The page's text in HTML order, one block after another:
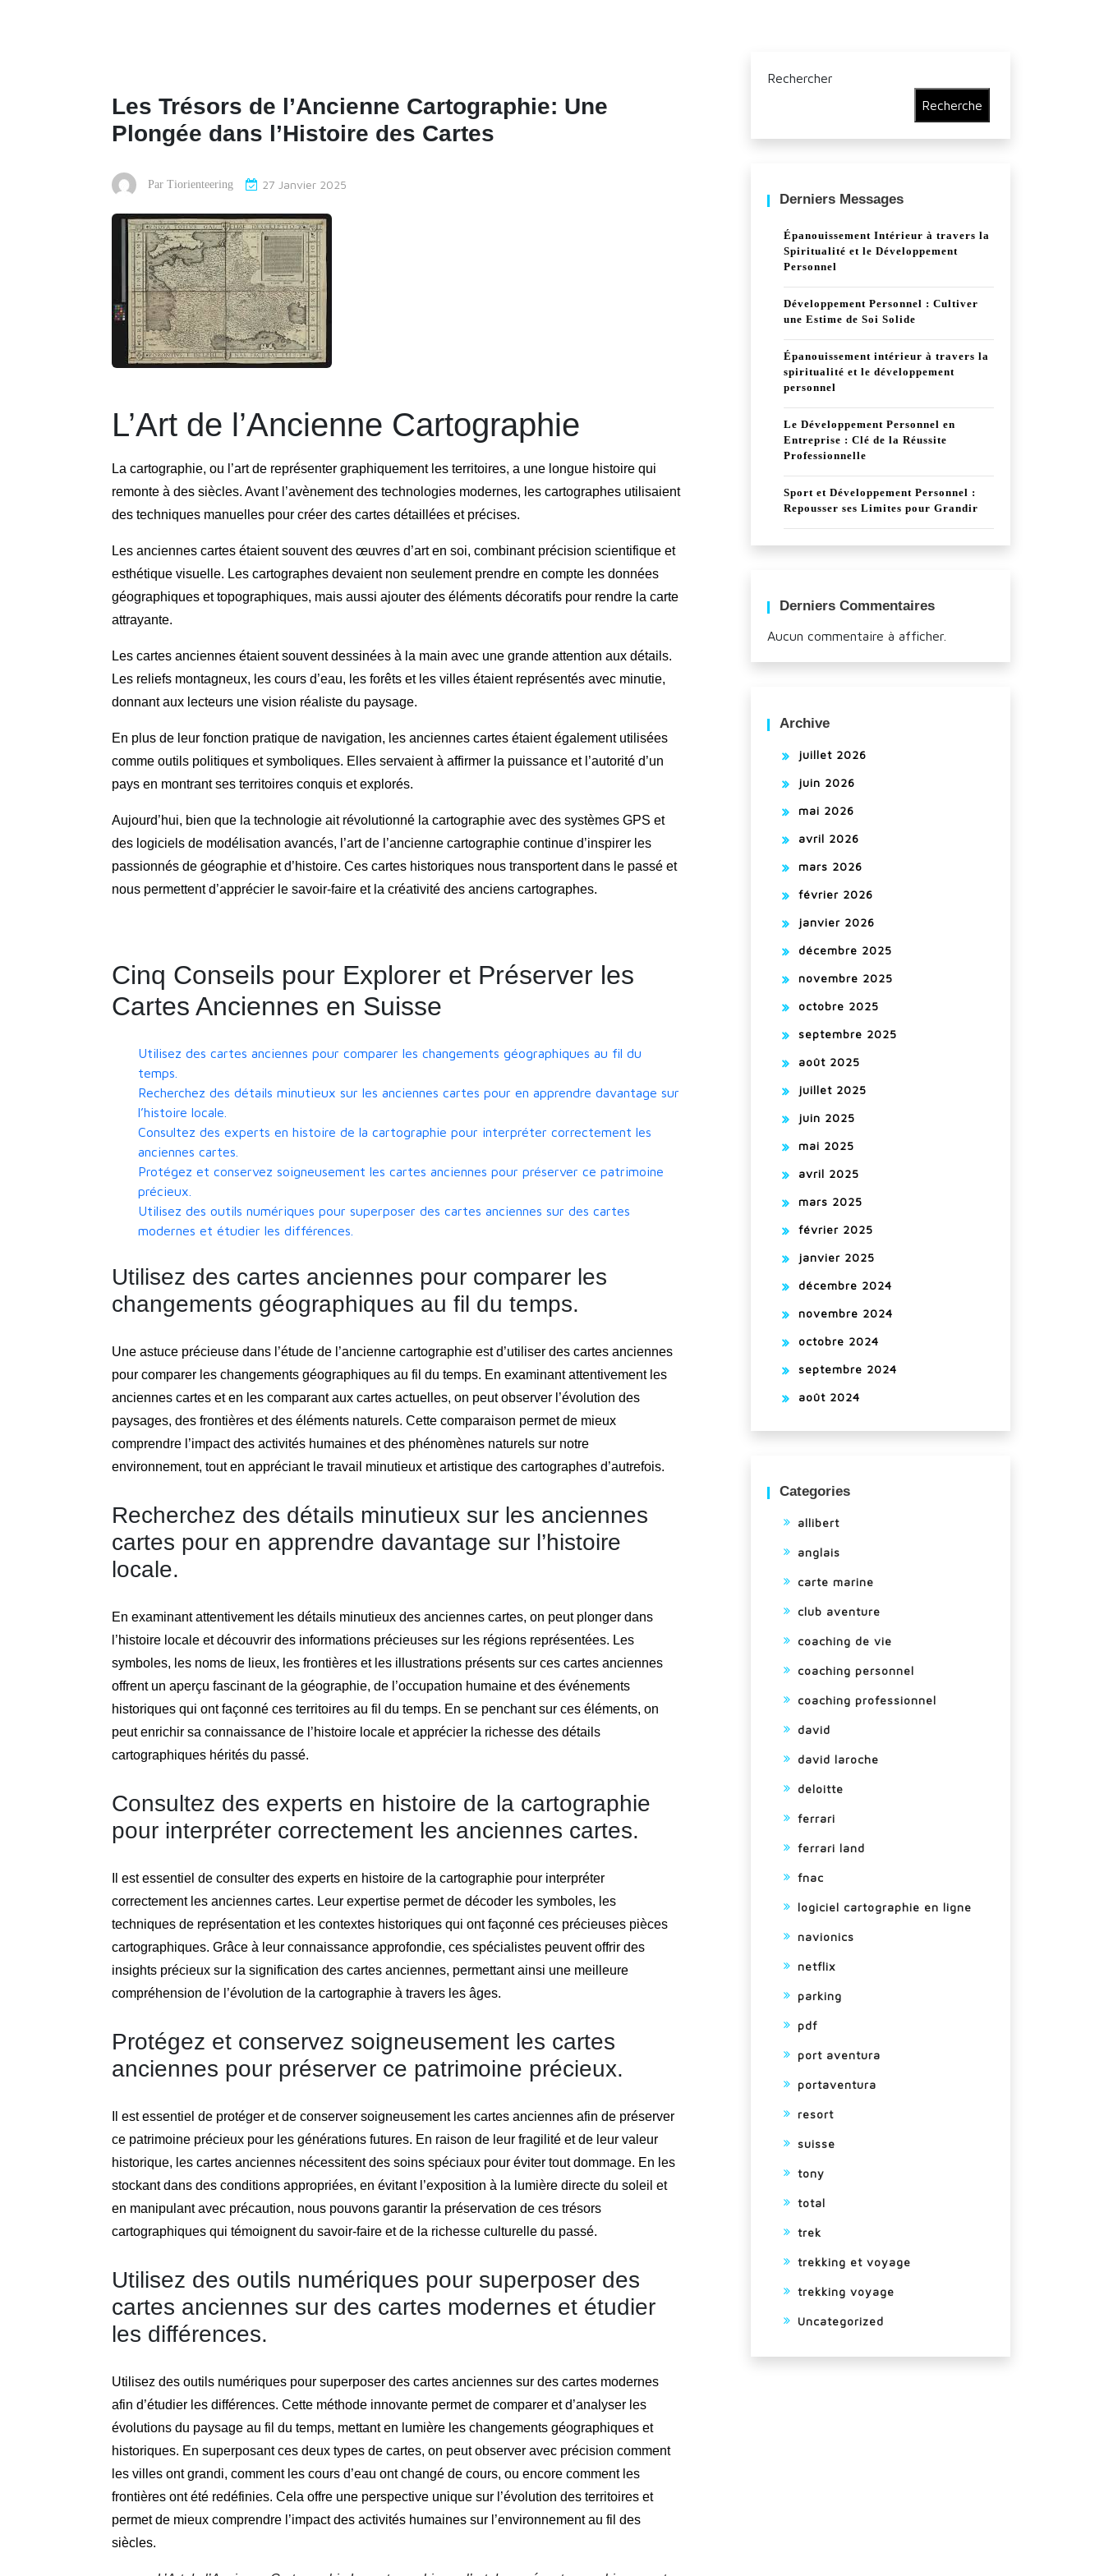
Les Trésors de l’Ancienne Cartographie: Une
Plongée dans l’Histoire des Cartes
Par Tiorienteering 27 Janvier 2025
L’Art de l’Ancienne Cartographie
La cartographie, ou l’art de représenter graphiquement les territoires, a une longue histoire qui
remonte à des siècles. Avant l’avènement des technologies modernes, les cartographes utilisaient
des techniques manuelles pour créer des cartes détaillées et précises.
Les anciennes cartes étaient souvent des œuvres d’art en soi, combinant précision scientifique et
esthétique visuelle. Les cartographes devaient non seulement prendre en compte les données
géographiques et topographiques, mais aussi ajouter des éléments décoratifs pour rendre la carte
attrayante.
Les cartes anciennes étaient souvent dessinées à la main avec une grande attention aux détails.
Les reliefs montagneux, les cours d’eau, les forêts et les villes étaient représentés avec minutie,
donnant aux lecteurs une vision réaliste du paysage.
En plus de leur fonction pratique de navigation, les anciennes cartes étaient également utilisées
comme outils politiques et symboliques. Elles servaient à affirmer la puissance et l’autorité d’un
pays en montrant ses territoires conquis et explorés.
Aujourd’hui, bien que la technologie ait révolutionné la cartographie avec des systèmes GPS et
des logiciels de modélisation avancés, l’art de l’ancienne cartographie continue d’inspirer les
passionnés de géographie et d’histoire. Ces cartes historiques nous transportent dans le passé et
nous permettent d’apprécier le savoir-faire et la créativité des anciens cartographes.
Cinq Conseils pour Explorer et Préserver les
Cartes Anciennes en Suisse
Utilisez des cartes anciennes pour comparer les changements géographiques au fil du
temps.
Recherchez des détails minutieux sur les anciennes cartes pour en apprendre davantage sur
l’histoire locale.
Consultez des experts en histoire de la cartographie pour interpréter correctement les
anciennes cartes.
Protégez et conservez soigneusement les cartes anciennes pour préserver ce patrimoine
précieux.
Utilisez des outils numériques pour superposer des cartes anciennes sur des cartes
modernes et étudier les différences.
Utilisez des cartes anciennes pour comparer les
changements géographiques au fil du temps.
Une astuce précieuse dans l’étude de l’ancienne cartographie est d’utiliser des cartes anciennes
pour comparer les changements géographiques au fil du temps. En examinant attentivement les
anciennes cartes et en les comparant aux cartes actuelles, on peut observer l’évolution des
paysages, des frontières et des éléments naturels. Cette comparaison permet de mieux
comprendre l’impact des activités humaines et des phénomènes naturels sur notre
environnement, tout en appréciant le travail minutieux et artistique des cartographes d’autrefois.
Recherchez des détails minutieux sur les anciennes
cartes pour en apprendre davantage sur l’histoire
locale.
En examinant attentivement les détails minutieux des anciennes cartes, on peut plonger dans
l’histoire locale et découvrir des informations précieuses sur les régions représentées. Les
symboles, les noms de lieux, les frontières et les illustrations présents sur ces cartes anciennes
offrent un aperçu fascinant de la géographie, de l’occupation humaine et des événements
historiques qui ont façonné ces territoires au fil du temps. En se penchant sur ces éléments, on
peut enrichir sa connaissance de l’histoire locale et apprécier la richesse des détails
cartographiques hérités du passé.
Consultez des experts en histoire de la cartographie
pour interpréter correctement les anciennes cartes.
Il est essentiel de consulter des experts en histoire de la cartographie pour interpréter
correctement les anciennes cartes. Leur expertise permet de décoder les symboles, les
techniques de représentation et les contextes historiques qui ont façonné ces précieuses pièces
cartographiques. Grâce à leur connaissance approfondie, ces spécialistes peuvent offrir des
insights précieux sur la signification des cartes anciennes, permettant ainsi une meilleure
compréhension de l’évolution de la cartographie à travers les âges.
Protégez et conservez soigneusement les cartes
anciennes pour préserver ce patrimoine précieux.
Il est essentiel de protéger et de conserver soigneusement les cartes anciennes afin de préserver
ce patrimoine précieux pour les générations futures. En raison de leur fragilité et de leur valeur
historique, les cartes anciennes nécessitent des soins spéciaux pour éviter tout dommage. En les
stockant dans des conditions appropriées, en évitant l’exposition à la lumière directe du soleil et
en manipulant avec précaution, nous pouvons garantir la préservation de ces trésors
cartographiques qui témoignent du savoir-faire et de la richesse culturelle du passé.
Utilisez des outils numériques pour superposer des
cartes anciennes sur des cartes modernes et étudier
les différences.
Utilisez des outils numériques pour superposer des cartes anciennes sur des cartes modernes
afin d’étudier les différences. Cette méthode innovante permet de comparer et d’analyser les
évolutions du paysage au fil du temps, mettant en lumière les changements géographiques et
historiques. En superposant ces deux types de cartes, on peut observer avec précision comment
les villes ont grandi, comment les cours d’eau ont changé de cours, ou encore comment les
frontières ont été redéfinies. Cela offre une perspective unique sur l’évolution des territoires et
permet de mieux comprendre l’impact des activités humaines sur l’environnement au fil des
siècles.
Rechercher
Recherche
Derniers Messages
Épanouissement Intérieur à travers la
Spiritualité et le Développement
Personnel
Développement Personnel : Cultiver
une Estime de Soi Solide
Épanouissement intérieur à travers la
spiritualité et le développement
personnel
Le Développement Personnel en
Entreprise : Clé de la Réussite
Professionnelle
Sport et Développement Personnel :
Repousser ses Limites pour Grandir
Derniers Commentaires
Aucun commentaire à afficher.
Archive
juillet 2026
juin 2026
mai 2026
avril 2026
mars 2026
février 2026
janvier 2026
décembre 2025
novembre 2025
octobre 2025
septembre 2025
août 2025
juillet 2025
juin 2025
mai 2025
avril 2025
mars 2025
février 2025
janvier 2025
décembre 2024
novembre 2024
octobre 2024
septembre 2024
août 2024
Categories
allibert
anglais
carte marine
club aventure
coaching de vie
coaching personnel
coaching professionnel
david
david laroche
deloitte
ferrari
ferrari land
fnac
logiciel cartographie en ligne
navionics
netflix
parking
pdf
port aventura
portaventura
resort
suisse
tony
total
trek
trekking et voyage
trekking voyage
Uncategorized